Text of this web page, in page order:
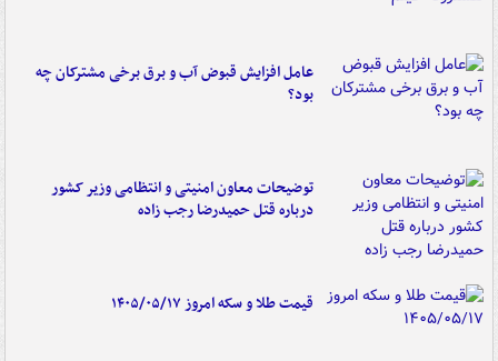
عامل افزایش قبوض آب و برق برخی مشترکان چه
بود؟
توضیحات معاون امنیتی و انتظامی وزیر کشور
درباره قتل حمیدرضا رجب زاده
قیمت طلا و سکه امروز ۱۴۰۵/۰۵/۱۷